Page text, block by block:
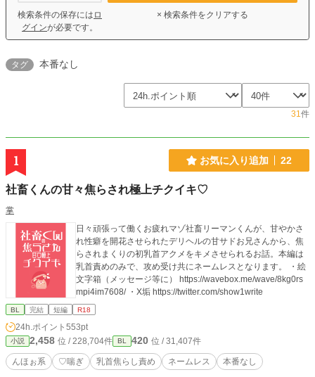
検索条件の保存には ロ
グインが必要です。
× 検索条件をクリアする
タグ 本番なし
31件
1 お気に入り追加 22
社畜くんの甘々焦らされ極上チクイキ♡
掌
日々頑張って働くお疲れマゾ社畜リーマンくんが、甘やかさ
れ性癖を開花させられたデリヘルの甘サドお兄さんから、焦
らされまくりの初乳首アクメをキメさせられるお話。本編は
乳首責めのみで、攻め受け共にネームレスとなります。 ・絵
文字箱（メッセージ等に） https://wavebox.me/wave/8kg0rs
mpi4im7608/ ・X垢 https://twitter.com/show1write
BL 完結 短編 R18
24h.ポイント 553pt
小説 2,458 位 / 228,704件 BL 420 位 / 31,407件
んほぉ系 ♡喘ぎ 乳首焦らし責め ネームレス 本番なし